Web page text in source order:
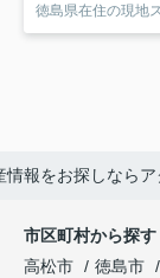
徳島県在住の現地
情報をお探しなら
市区町村から探す
高松市
徳島市